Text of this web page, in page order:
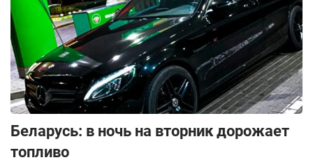
Беларусь: в ночь на вторник дорожает
топливо